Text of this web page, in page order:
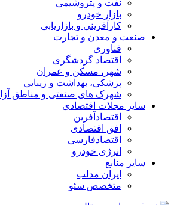
فناوری
اقتصاد گردشگری
شهر، مسکن و عمران
پزشکی، بهداشت و زیبایی
شهرک های صنعتی و مناطق آزاد
سایر مجلات اقتصادی
اقتصادآفرین
افق اقتصادی
اقتصادفارسی
انرژی خودرو
سایر منابع
ایران مدلب
متخصص سئو
خبرفوری ارزدیجیتال